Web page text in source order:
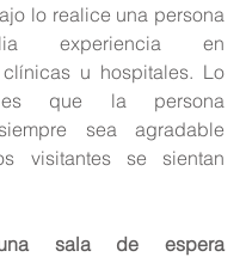
lo realice una persona
experiencia en
clínicas u hospitales. Lo
es que la persona
sea agradable
visitantes se sientan
sala de espera